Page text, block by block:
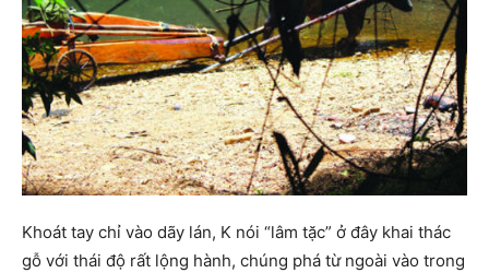
Khoát tay chỉ vào dãy lán, K nói “lâm tặc” ở đây khai thác
gỗ với thái độ rất lộng hành, chúng phá từ ngoài vào trong